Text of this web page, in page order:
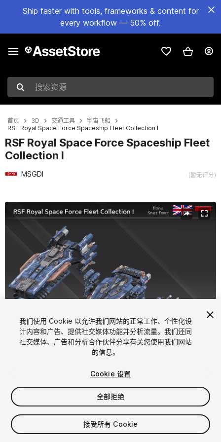
Ship faster with tools, frameworks & content for
every workflow — 50% off.
搜索资源
首页 3D 交通工具
宇宙飞船
RSF Royal Space Force Spaceship Fleet Collection I
RSF Royal Space Force Spaceship Fleet
Collection I
MSGDI (暂无评分)
当前幻灯片：1 / 24
1/24
$75
增值税将在结算时计算
我们使用 Cookie 以允许我们网站的正常工作、个性化设
计内容和广告、提供社交媒体功能并分析流量。我们还同
社交媒体、广告和分析合作伙伴分享有关您使用我们网站
的信息。
Cookie 设置
全部拒绝
接受所有 Cookie